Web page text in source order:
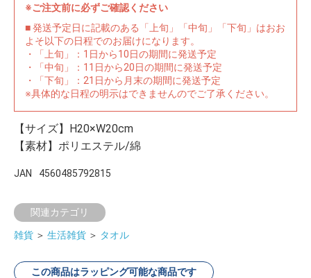
※ご注文前に必ずご確認ください
■ 発送予定日に記載のある「上旬」「中旬」「下旬」はおお
よそ以下の日程でのお届けになります。
・「上旬」：1日から10日の期間に発送予定
・「中旬」：11日から20日の期間に発送予定
・「下旬」：21日から月末の期間に発送予定
※具体的な日程の明示はできませんのでご了承ください。
【サイズ】H20×W20cm
【素材】ポリエステル/綿
JAN 4560485792815
関連カテゴリ
雑貨 ＞ 生活雑貨 ＞ タオル
この商品はラッピング可能な商品です
イラストレ
ーター
アダルトグ
ッズ